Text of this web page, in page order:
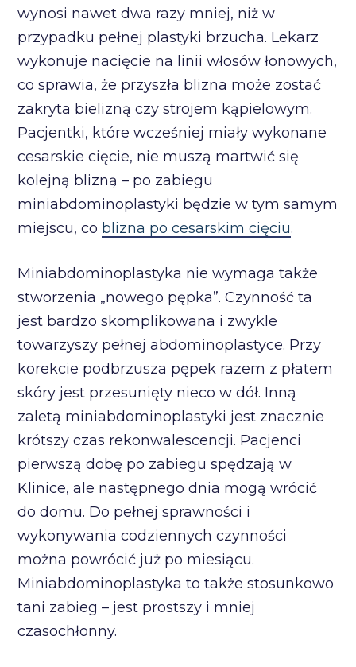
wynosi nawet dwa razy mniej, niż w
przypadku pełnej plastyki brzucha. Lekarz
wykonuje nacięcie na linii włosów łonowych,
co sprawia, że przyszła blizna może zostać
zakryta bielizną czy strojem kąpielowym.
Pacjentki, które wcześniej miały wykonane
cesarskie cięcie, nie muszą martwić się
kolejną blizną – po zabiegu
miniabdominoplastyki będzie w tym samym
miejscu, co blizna po cesarskim cięciu.
Miniabdominoplastyka nie wymaga także
stworzenia „nowego pępka”. Czynność ta
jest bardzo skomplikowana i zwykle
towarzyszy pełnej abdominoplastyce. Przy
korekcie podbrzusza pępek razem z płatem
skóry jest przesunięty nieco w dół. Inną
zaletą miniabdominoplastyki jest znacznie
krótszy czas rekonwalescencji. Pacjenci
pierwszą dobę po zabiegu spędzają w
Klinice, ale następnego dnia mogą wrócić
do domu. Do pełnej sprawności i
wykonywania codziennych czynności
można powrócić już po miesiącu.
Miniabdominoplastyka to także stosunkowo
tani zabieg – jest prostszy i mniej
czasochłonny.